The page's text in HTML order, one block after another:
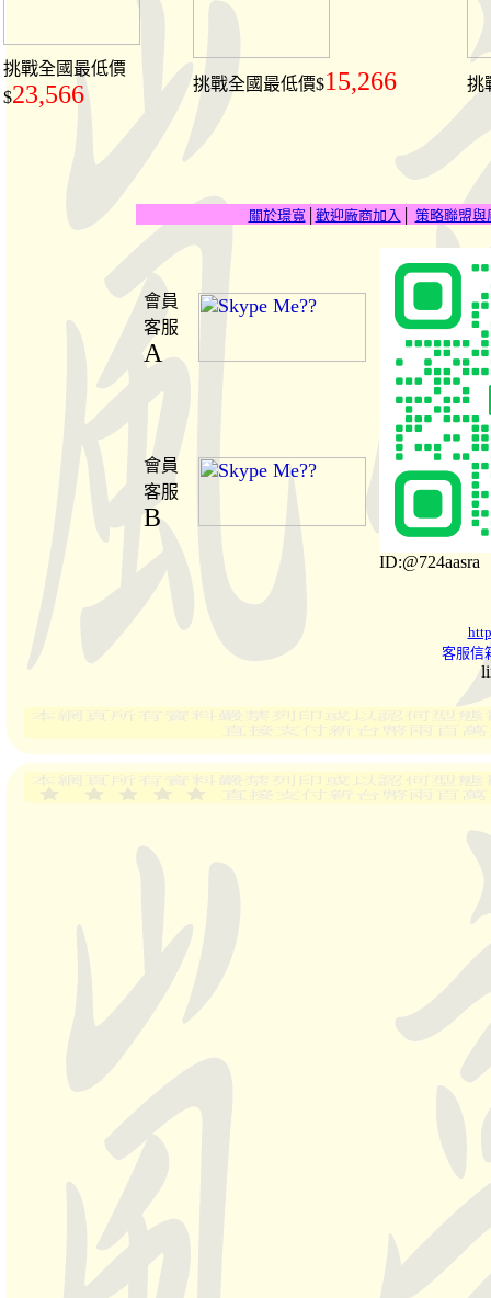
挑戰全國最低價
$23,566 挑戰全國最低價$15,266 挑
關於璟寬│ 歡迎廠商加入 策略聯盟與
會員
客服
A
ID:@724aasra
會員
客服
B
客服信